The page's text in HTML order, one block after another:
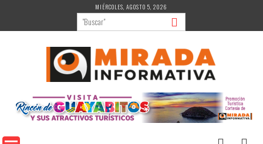
contenido
MIÉRCOLES, AGOSTO 5, 2026